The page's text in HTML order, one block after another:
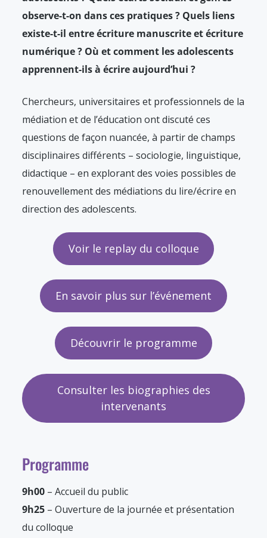
observe-t-on dans ces pratiques ? Quels liens
existe-t-il entre écriture manuscrite et écriture
numérique ? Où et comment les adolescents
apprennent-ils à écrire aujourd’hui ?
Chercheurs, universitaires et professionnels de la
médiation et de l’éducation ont discuté ces
questions de façon nuancée, à partir de champs
disciplinaires différents – sociologie, linguistique,
didactique – en explorant des voies possibles de
renouvellement des médiations du lire/écrire en
direction des adolescents.
Voir le replay du colloque
En savoir plus sur l’événement
Découvrir le programme
Consulter les biographies des
intervenants
Programme
9h00 – Accueil du public
9h25 – Ouverture de la journée et présentation
du colloque